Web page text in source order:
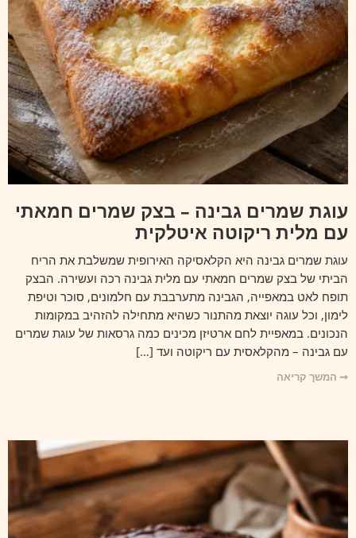
עוגת שמרים גבינה – בצק שמרים חמאתי
עם מלית ריקוטה איטלקית
עוגת שמרים גבינה היא הקלאסיקה האירופית שמשלבת את הריח
הביתי של בצק שמרים חמאתי עם מלית גבינה רכה ועשירה. הבצק
תופח לאט במאפייה, הגבינה מתערבבת עם חלמונים, סוכר וטיפת
לימון, וכל עוגה יוצאת מהתנור כשהיא מתחילה להזהיב במקומות
הנכונים. במאפיית לחם ארטיזן מכינים כמה גרסאות של עוגת שמרים
עם גבינה – מהקלאסית עם ריקוטה ועד […]
➞ המשך קריאה